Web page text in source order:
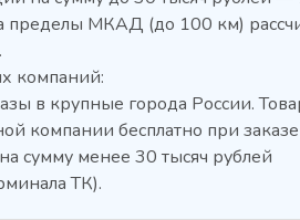
Холодильный стол
TM2-G
Артикул
Габаритные
размеры (Д х Ш х В),
мм
0
пределы МКАД (до 100 км)
компаний:
в крупные города России.
компании бесплатно при
сумму менее 30 тысяч рублей
ТК).